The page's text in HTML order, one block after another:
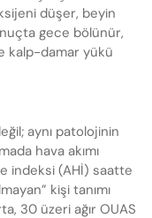
düşer, beyin
gece bölünür,
kalp-damar yükü
aynı patolojinin
hava akımı
indeksi (AHİ) saatte
kişi tanımı
30 üzeri ağır OUAS